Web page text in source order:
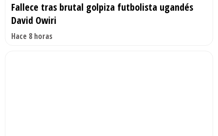
Fallece tras brutal golpiza futbolista ugandés
David Owiri
Hace 8 horas